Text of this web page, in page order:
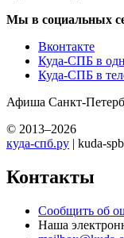
Мы в социальных
Вконтакте
Куда-СПБ в
Куда-СПБ в
Афиша Санкт-
© 2013–2026
куда-спб.ру | kuda-
Контакты
Сообщить об
Наша